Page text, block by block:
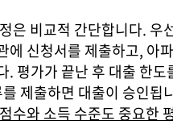
은 비교적 간단합니다. 우
에 신청서를 제출하고, 아
. 평가가 끝난 후 대출 한도
제출하면 대출이 승인됩
수와 소득 수준도 중요한